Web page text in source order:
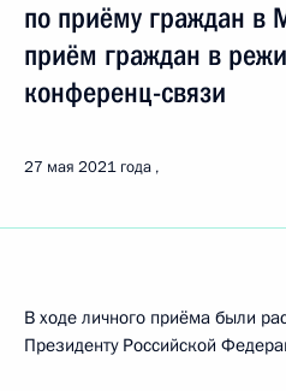
по приёму граждан в
приём граждан в
конференц-связи
27 мая 2021 года
В ходе личного приёма были
Президенту Российской